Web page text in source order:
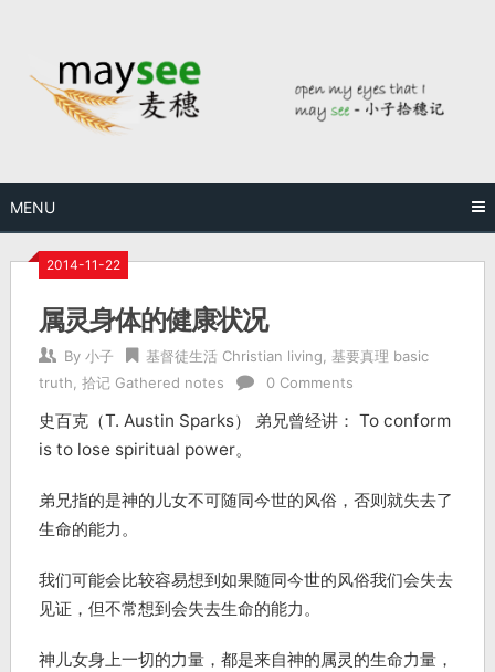
MENU
2014-11-22
属灵身体的健康状况
By 小子 基督徒生活 Christian living 基要真理 basic
truth 拾记 Gathered notes 0 Comments
史百克（T. Austin Sparks） 弟兄曾经讲： To conform
is to lose spiritual power。
弟兄指的是神的儿女不可随同今世的风俗，否则就失去了
生命的能力。
我们可能会比较容易想到如果随同今世的风俗我们会失去
见证，但不常想到会失去生命的能力。
神儿女身上一切的力量，都是来自神的属灵的生命力量，